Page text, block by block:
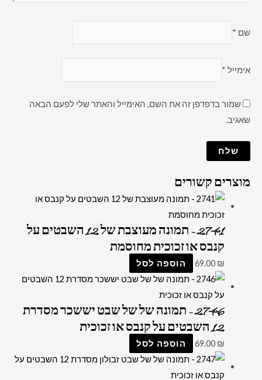
שם *
אימייל *
שמור בדפדפן זה את השם, האימייל והאתר שלי לפעם הבאה
שאגיב.
מוצרים קשורים
2741 – תמונה מעוצבת של 12 השבטים על
קנבס או זכוכית מחוסמת
69.00 ₪ הוספה לסל
2746 – תמונה של של שבט יששכר מסדרת
12 השבטים על קנבס או זכוכית
69.00 ₪ הוספה לסל